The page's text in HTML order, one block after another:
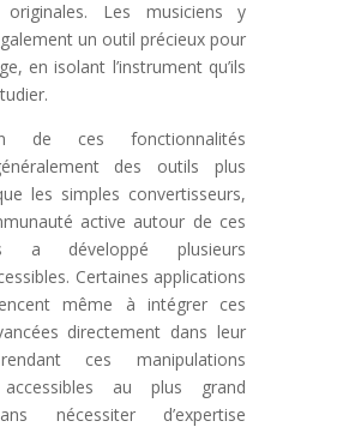
originales. Les musiciens y
un outil précieux pour
en isolant l’instrument qu’ils
de ces fonctionnalités
des outils plus
les simples convertisseurs,
active autour de ces
a développé plusieurs
Certaines applications
même à intégrer ces
directement dans leur
ces manipulations
accessibles au plus grand
nécessiter d’expertise